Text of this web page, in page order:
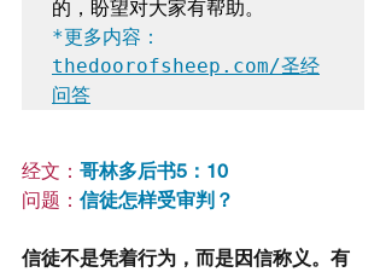
*更多内容：
thedoorofsheep.com/圣经
问答
经文： 哥林多后书5：10
问题： 信徒怎样受审判？
信徒不是凭着行为，而是因信称义。有